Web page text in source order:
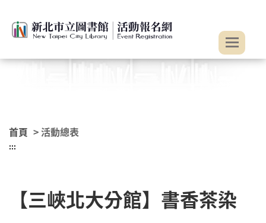
首頁 > 活動總表
:::
【三峽北大分館】書香茶染